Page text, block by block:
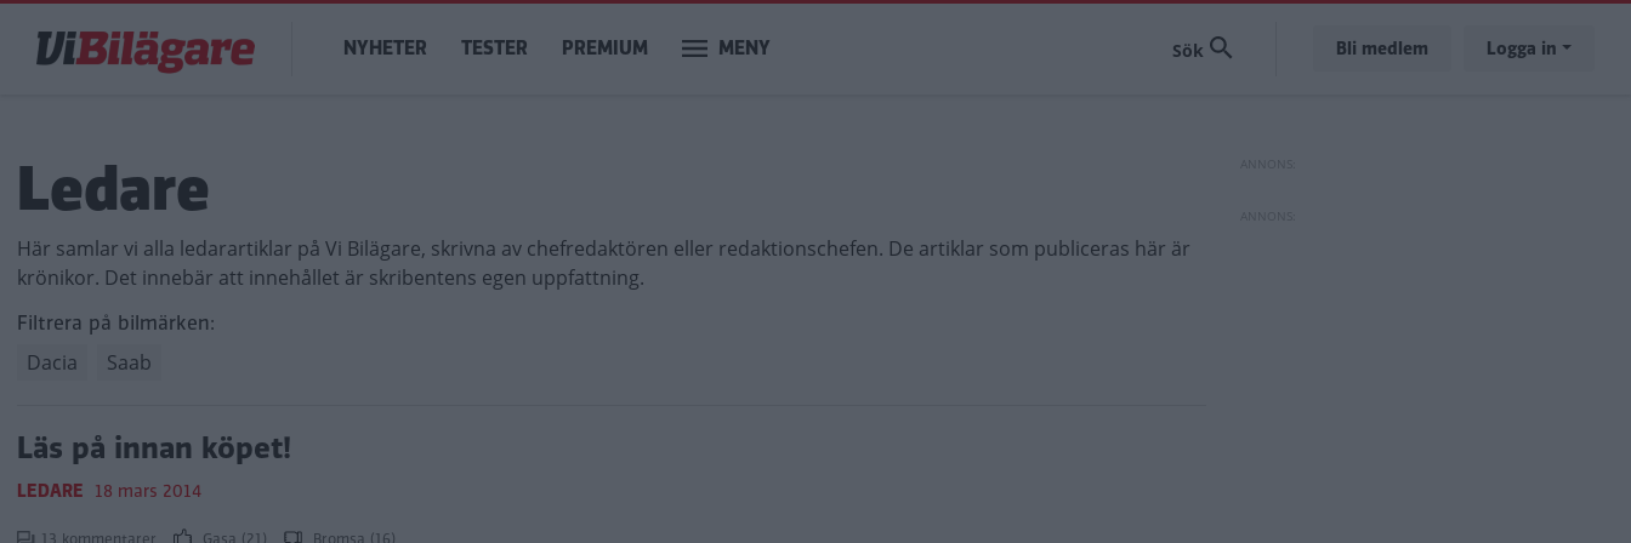
huvudinnehåll
Main
navigation
NYHETER TESTER PREMIUM MENY Bli medlem Logga in
Ledare
Här samlar vi alla ledarartiklar på Vi Bilägare, skrivna av chefredaktören eller redaktionschefen. De artiklar som publiceras här är
krönikor. Det innebär att innehållet är skribentens egen uppfattning.
Filtrera på bilmärken:
Dacia Saab
Läs på innan köpet!
LEDARE 18 mars 2014